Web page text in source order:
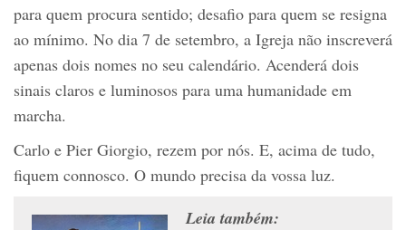
para quem procura sentido; desafio para quem se resigna
ao mínimo. No dia 7 de setembro, a Igreja não inscreverá
apenas dois nomes no seu calendário. Acenderá dois
sinais claros e luminosos para uma humanidade em
marcha.
Carlo e Pier Giorgio, rezem por nós. E, acima de tudo,
fiquem connosco. O mundo precisa da vossa luz.
Leia também: